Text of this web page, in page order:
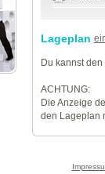
Lageplan
Du kannst
ACHTUNG:
Die Anzeige
den Lageplan